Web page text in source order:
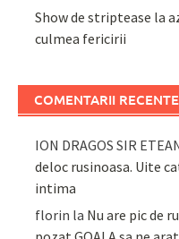
Show de striptease la
culmea fericirii
COMENTARII RECENTE
ION DRAGOS SIR
deloc rusinoasa. Uite
intima
florin la Nu are pic de